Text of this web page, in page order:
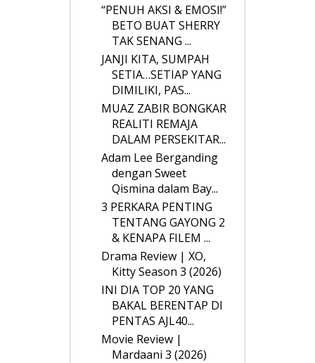
“PENUH AKSI & EMOSI!”
BETO BUAT SHERRY
TAK SENANG ...
JANJI KITA, SUMPAH
SETIA…SETIAP YANG
DIMILIKI, PAS...
MUAZ ZABIR BONGKAR
REALITI REMAJA
DALAM PERSEKITAR...
Adam Lee Berganding
dengan Sweet
Qismina dalam Bay...
3 PERKARA PENTING
TENTANG GAYONG 2
& KENAPA FILEM ...
Drama Review | XO,
Kitty Season 3 (2026)
INI DIA TOP 20 YANG
BAKAL BERENTAP DI
PENTAS AJL40...
Movie Review |
Mardaani 3 (2026)